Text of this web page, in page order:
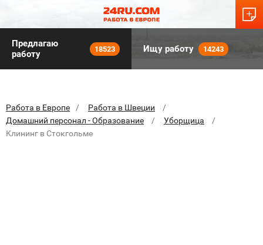
Предлагаю
работу
18523 Ищу работу 14243
Работа в Европе
Работа в Швеции
Домашний персонал - Образование
Уборщица
Клининг в Стокгольме